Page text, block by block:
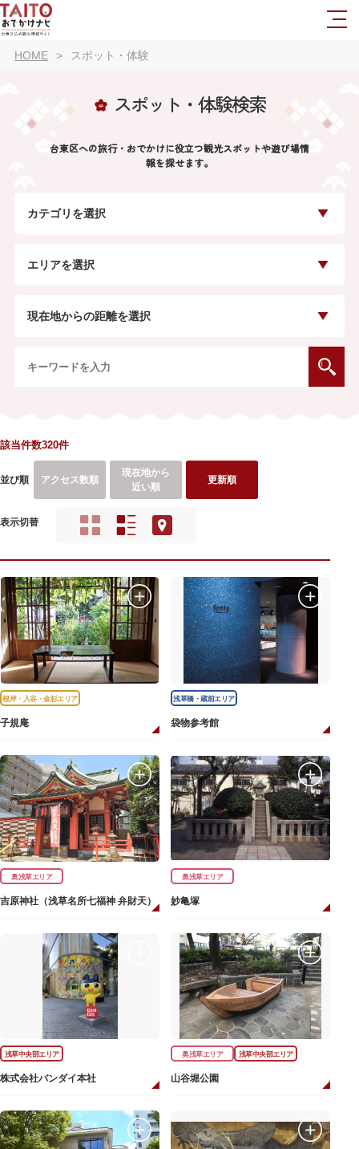
HOME スポット・体験
スポット・体験検索
台東区への旅行・おでかけに役立つ観光スポットや遊び場情
報を探せます。
カテゴリを選択
エリアを選択
現在地からの距離を選択
該当件数320件
並び順 アクセス数順
現在地から
近い順
更新順
表示切替
根岸・入谷・金杉エリア
子規庵
浅草橋・蔵前エリア
袋物参考館
奥浅草エリア
吉原神社（浅草名所七福神 弁財天）
奥浅草エリア
妙亀塚
浅草中央部エリア
株式会社バンダイ本社
奥浅草エリア 浅草中央部エリア
山谷堀公園